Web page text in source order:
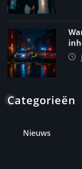
Categorieën
Nieuws